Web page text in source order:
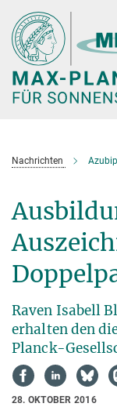
Hauptinhalt
Nachrichten
Raven Isabell
erhalten den
Planck-
28. OKTOBER 2016